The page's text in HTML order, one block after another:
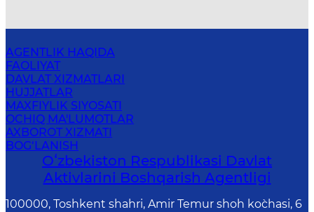
AGENTLIK HAQIDA
FAOLIYAT
DAVLAT XIZMATLARI
HUJJATLAR
MAXFIYLIK SIYOSATI
OCHIQ MA'LUMOTLAR
AXBOROT XIZMATI
BOG‘LANISH
Oʻzbekiston Respublikasi Davlat
Aktivlarini Boshqarish Agentligi
100000, Toshkent shahri, Amir Temur shoh ko`chasi, 6